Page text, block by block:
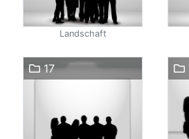
Landschaft
17